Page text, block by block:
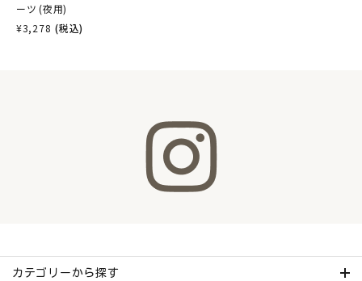
ーツ (夜用)
¥3,278 (税込)
カテゴリーから探す